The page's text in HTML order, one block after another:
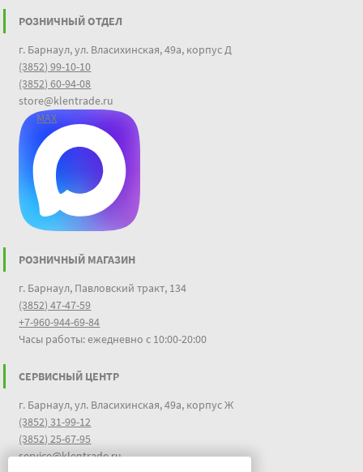
РОЗНИЧНЫЙ ОТДЕЛ
г. Барнаул, ул. Власихинская, 49а, корпус Д
(3852) 99-10-10
(3852) 60-94-08
store@klentrade.ru
MAX
РОЗНИЧНЫЙ МАГАЗИН
г. Барнаул, Павловский тракт, 134
(3852) 47-47-59
+7-960-944-69-84
Часы работы: ежедневно с 10:00-20:00
СЕРВИСНЫЙ ЦЕНТР
г. Барнаул, ул. Власихинская, 49а, корпус Ж
(3852) 31-99-12
(3852) 25-67-95
service@klentrade.ru